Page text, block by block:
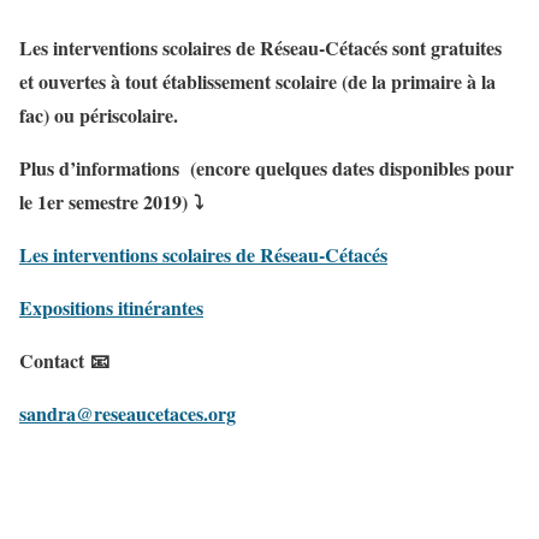
Les interventions scolaires de Réseau-Cétacés sont gratuites
et ouvertes à tout établissement scolaire (de la primaire à la
fac) ou périscolaire.
Plus d’informations (encore quelques dates disponibles pour
le 1er semestre 2019) ⤵
Les interventions scolaires de Réseau-Cétacés
Expositions itinérantes
Contact 📧
sandra@reseaucetaces.org